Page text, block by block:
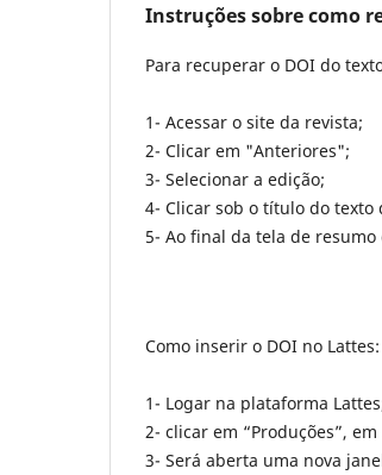
Instruções sobre como
Para recuperar o DOI do
1- Acessar o site da revista;
2- Clicar em "Anteriores";
3- Selecionar a edição;
4- Clicar sob o título do texto
5- Ao final da tela de
Como inserir o DOI no Lattes:
1- Logar na plataforma
2- clicar em “Produções”,
3- Será aberta uma nova